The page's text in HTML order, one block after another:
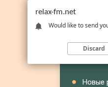
Новые
relax-fm.net
Would like to send
Discard